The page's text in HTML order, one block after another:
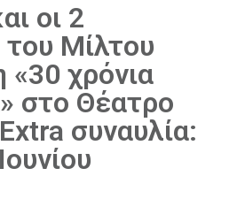
οι 2
του Μίλτου
«30 χρόνια
στο Θέατρο
συναυλία: